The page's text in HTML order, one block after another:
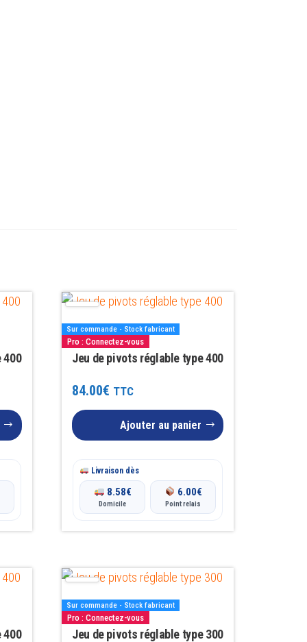
400
Sur commande - Stock fabricant
Pro : Connectez-vous
Jeu de pivots réglable type 400
84.00€ TTC
Ajouter au panier
Livraison dès
8.58€
Domicile
6.00€
Point relais
400
Sur commande - Stock fabricant
Pro : Connectez-vous
Jeu de pivots réglable type 300